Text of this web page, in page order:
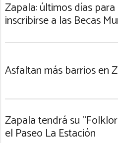
Zapala: últimos días para
inscribirse a las Becas
Asfaltan más barrios en
Zapala tendrá su
el Paseo La Estación